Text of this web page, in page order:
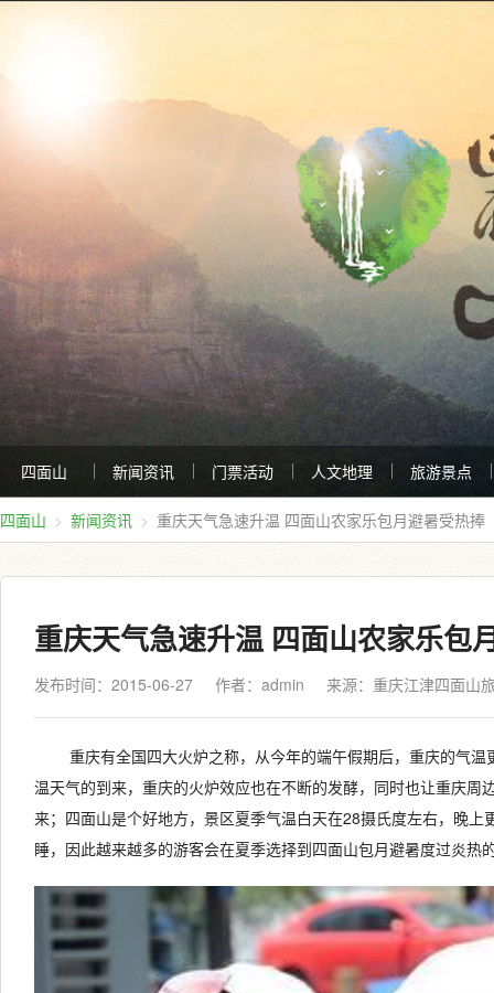
四面山 新闻资讯 门票活动 人文地理 旅游景点
四面山 新闻资讯 重庆天气急速升温 四面山农家乐包月避暑受热捧
重庆天气急速升温 四面山农家乐包
发布时间：2015-06-27 作者：admin 来源： 重庆江津四面山
重庆有全国四大火炉之称，从今年的端午假期后，重庆的气
温天气的到来，重庆的火炉效应也在不断的发酵，同时也让重庆周
来；四面山是个好地方，景区夏季气温白天在28摄氏度左右，晚上
睡，因此越来越多的游客会在夏季选择到四面山包月避暑度过炎热